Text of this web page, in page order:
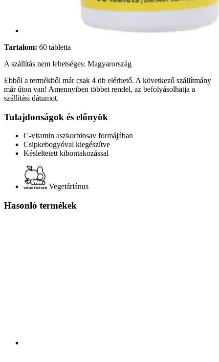
Tartalom: 60 tabletta
A szállítás nem lehetséges: Magyarország
Ebből a termékből már csak 4 db elérhető. A következő szállítmány
már úton van! Amennyiben többet rendel, az befolyásolhatja a
szállítási dátumot.
Tulajdonságok és előnyök
C-vitamin aszkorbinsav formájában
Csipkebogyóval kiegészítve
Késleltetett kibontakozással
Vegetáriánus
Hasonló termékek